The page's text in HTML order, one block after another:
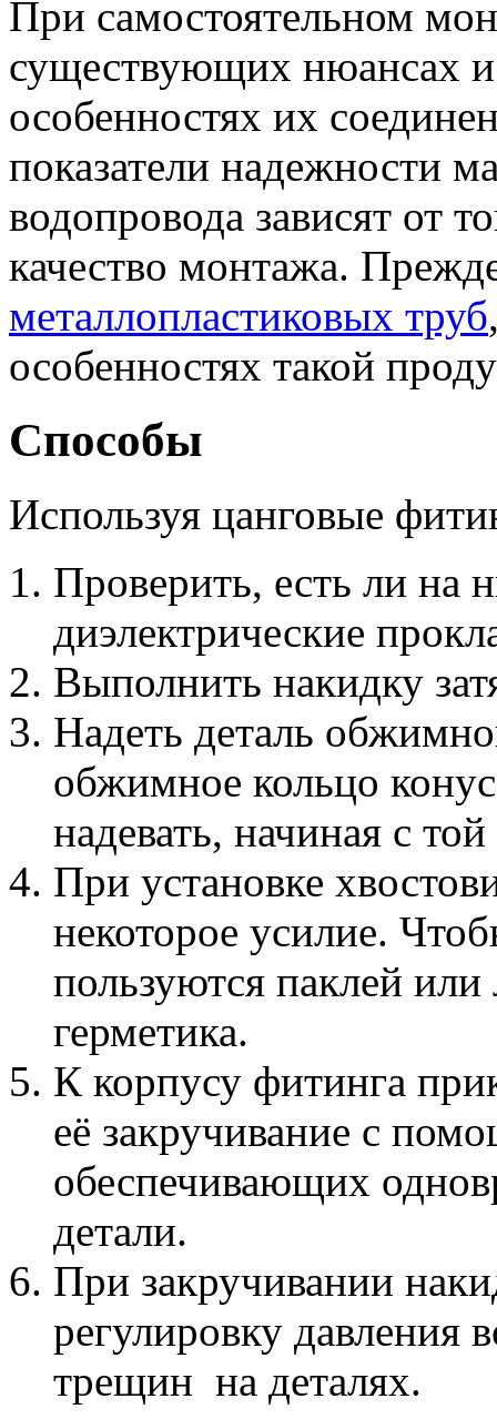
При самостоятельном
существующих нюансах
особенностях их
показатели надежности
водопровода зависят от
качество монтажа.
металлопластиковых труб
особенностях такой
Способы
Используя цанговые
Проверить, есть ли на
диэлектрические
Выполнить накидку
Надеть деталь
обжимное кольцо
надевать, начиная с
При установке
некоторое усилие.
пользуются паклей
герметика.
К корпусу фитинга
её закручивание с
обеспечивающих
детали.
При закручивании
регулировку давления
трещин на деталях.